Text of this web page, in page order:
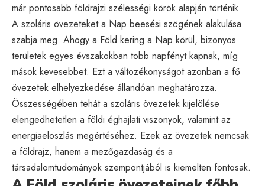
már pontosabb földrajzi szélességi körök alapján történik.
A szoláris övezeteket a Nap beesési szögének alakulása
szabja meg. Ahogy a Föld kering a Nap körül, bizonyos
területek egyes évszakokban több napfényt kapnak, míg
mások kevesebbet. Ezt a változékonyságot azonban a fő
övezetek elhelyezkedése állandóan meghatározza.
Összességében tehát a szoláris övezetek kijelölése
elengedhetetlen a földi éghajlati viszonyok, valamint az
energiaeloszlás megértéséhez. Ezek az övezetek nemcsak
a földrajz, hanem a mezőgazdaság és a
társadalomtudományok szempontjából is kiemelten fontosak.